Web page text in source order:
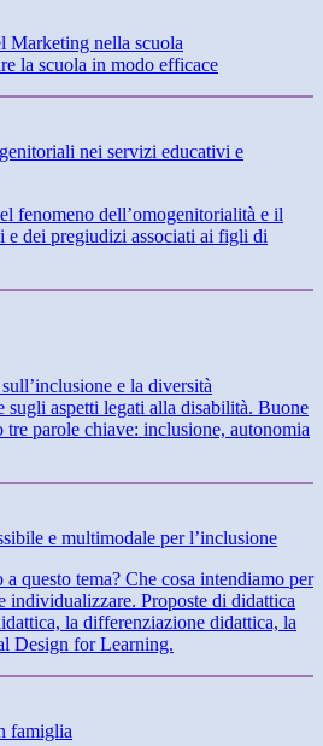
Marketing nella scuola
la scuola in modo efficace
nei servizi educativi e
fenomeno dell’omogenitorialità e il
e dei pregiudizi associati ai figli di
e la diversità
sugli aspetti legati alla disabilità. Buone
tre parole chiave: inclusione, autonomia
e multimodale per l’inclusione
questo tema? Che cosa intendiamo per
individualizzare. Proposte di didattica
la differenziazione didattica, la
Design for Learning.
famiglia